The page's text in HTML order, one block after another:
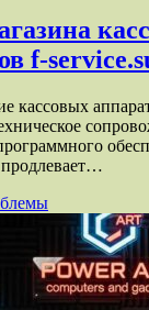
f-
кассовых